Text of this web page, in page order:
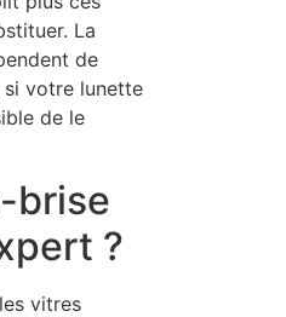
La
de
si votre lunette
de le
brise
?
vitres